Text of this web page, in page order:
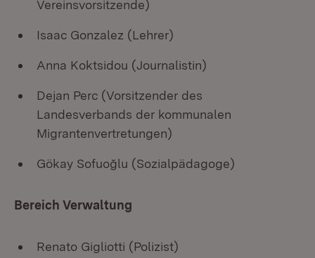
Vereinsvorsitzende)
Isaac Gonzalez (Lehrer)
Anna Koktsidou (Journalistin)
Dejan Perc (Vorsitzender des
Landesverbands der kommunalen
Migrantenvertretungen)
Gökay Sofuoğlu (Sozialpädagoge)
Bereich Verwaltung
Renato Gigliotti (Polizist)